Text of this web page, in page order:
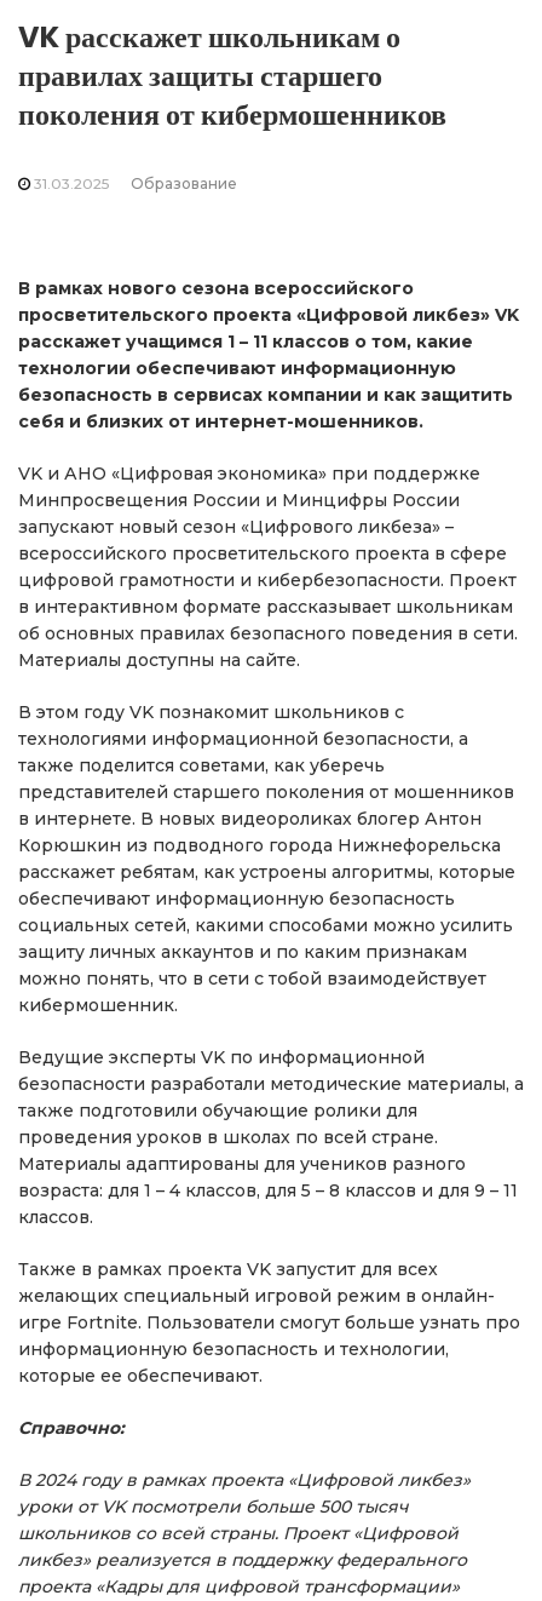
VK расскажет школьникам о
правилах защиты старшего
поколения от кибермошенников
31.03.2025 Образование
В рамках нового сезона всероссийского
просветительского проекта «Цифровой ликбез» VK
расскажет учащимся 1 – 11 классов о том, какие
технологии обеспечивают информационную
безопасность в сервисах компании и как защитить
себя и близких от интернет-мошенников.
VK и АНО «Цифровая экономика» при поддержке
Минпросвещения России и Минцифры России
запускают новый сезон «Цифрового ликбеза» –
всероссийского просветительского проекта в сфере
цифровой грамотности и кибербезопасности. Проект
в интерактивном формате рассказывает школьникам
об основных правилах безопасного поведения в сети.
Материалы доступны на сайте.
В этом году VK познакомит школьников с
технологиями информационной безопасности, а
также поделится советами, как уберечь
представителей старшего поколения от мошенников
в интернете. В новых видеороликах блогер Антон
Корюшкин из подводного города Нижнефорельска
расскажет ребятам, как устроены алгоритмы, которые
обеспечивают информационную безопасность
социальных сетей, какими способами можно усилить
защиту личных аккаунтов и по каким признакам
можно понять, что в сети с тобой взаимодействует
кибермошенник.
Ведущие эксперты VK по информационной
безопасности разработали методические материалы, а
также подготовили обучающие ролики для
проведения уроков в школах по всей стране.
Материалы адаптированы для учеников разного
возраста: для 1 – 4 классов, для 5 – 8 классов и для 9 – 11
классов.
Также в рамках проекта VK запустит для всех
желающих специальный игровой режим в онлайн-
игре Fortnite. Пользователи смогут больше узнать про
информационную безопасность и технологии,
которые ее обеспечивают.
Справочно:
В 2024 году в рамках проекта «Цифровой ликбез»
уроки от VK посмотрели больше 500 тысяч
школьников со всей страны. Проект «Цифровой
ликбез» реализуется в поддержку федерального
проекта «Кадры для цифровой трансформации»